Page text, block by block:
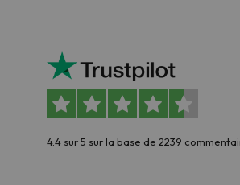
4.4 sur 5 sur la base de 2239